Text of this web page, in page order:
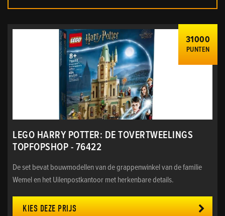
31000
PUNTEN
LEGO HARRY POTTER: DE TOVERTWEELINGS
TOPFOPSHOP - 76422
De set bevat bouwmodellen van de grappenwinkel van de familie
Wemel en het Uilenpostkantoor met herkenbare details.
KIES DEZE PRIJS